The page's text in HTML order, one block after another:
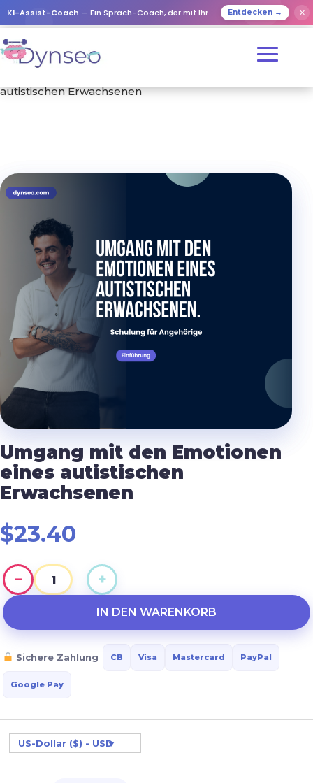
KI-Assist-Coach — Ein Sprach-Coach, der mit Ihren Lieben spielt Entdecken → ✕
Schulungen
autistischen Erwachsenen
Umgang mit den Emotionen
eines autistischen
Erwachsenen
$23.40
−
Umgang
eines
autistischen
Menge
+
IN DEN WARENKORB
Sichere Zahlung CB Visa Mastercard PayPal
Google Pay
US-Dollar ($) - USD